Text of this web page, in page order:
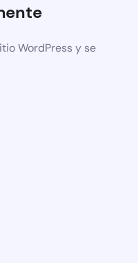
WordPress y se